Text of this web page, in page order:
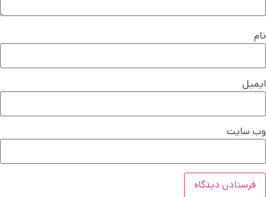
نام
ایمیل
وب‌ سایت